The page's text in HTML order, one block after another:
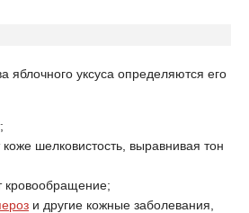
яблочного уксуса определяются его
шелковистость, выравнивая тон
кровообращение;
и другие кожные заболевания,